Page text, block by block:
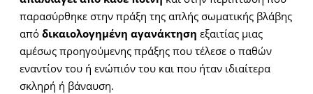
παρασύρθηκε στην πράξη της απλής σωματικής βλάβης
από δικαιολογημένη αγανάκτηση εξαιτίας μιας
αμέσως προηγούμενης πράξης που τέλεσε ο παθών
εναντίον του ή ενώπιόν του και που ήταν ιδιαίτερα
σκληρή ή βάναυση.